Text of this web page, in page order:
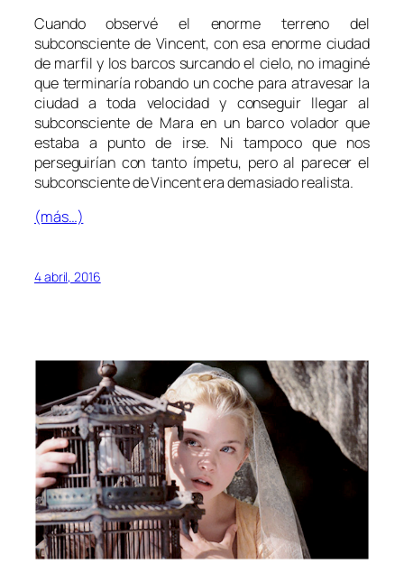
Cuando observé el enorme terreno del
subconsciente de Vincent, con esa enorme ciudad
de marfil y los barcos surcando el cielo, no imaginé
que terminaría robando un coche para atravesar la
ciudad a toda velocidad y conseguir llegar al
subconsciente de Mara en un barco volador que
estaba a punto de irse. Ni tampoco que nos
perseguirían con tanto ímpetu, pero al parecer el
subconsciente de Vincent era demasiado realista.
(más…)
4 abril, 2016